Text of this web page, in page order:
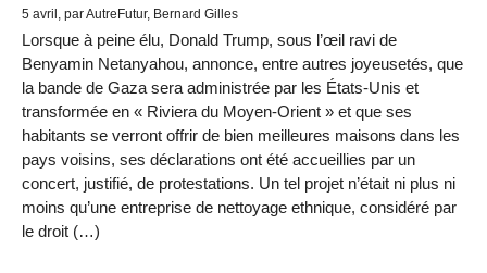
5 avril , par AutreFutur, Bernard Gilles
Lorsque à peine élu, Donald Trump, sous l’œil ravi de
Benyamin Netanyahou, annonce, entre autres joyeusetés, que
la bande de Gaza sera administrée par les États-Unis et
transformée en « Riviera du Moyen-Orient » et que ses
habitants se verront offrir de bien meilleures maisons dans les
pays voisins, ses déclarations ont été accueillies par un
concert, justifié, de protestations. Un tel projet n’était ni plus ni
moins qu’une entreprise de nettoyage ethnique, considéré par
le droit (…)